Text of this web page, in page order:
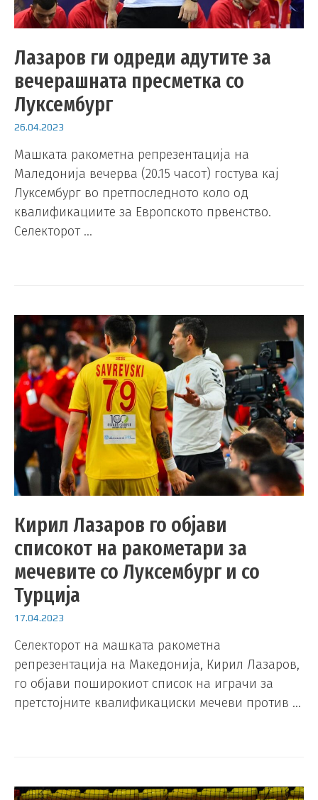
Лазаров ги одреди адутите за
вечерашната пресметка со
Луксембург
26.04.2023
Машката ракометна репрезентација на
Маледонија вечерва (20.15 часот) гостува кај
Луксембург во претпоследното коло од
квалификациите за Европското првенство.
Селекторот …
Кирил Лазаров го објави
списокот на ракометари за
мечевите со Луксембург и со
Турција
17.04.2023
Селекторот на машката ракометна
репрезентација на Македонија, Кирил Лазаров,
го објави поширокиот список на играчи за
претстојните квалификациски мечеви против …